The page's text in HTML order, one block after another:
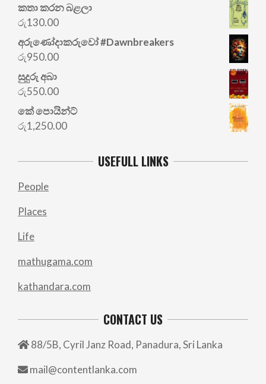
කතා කරන බළලා
රු130.00
අරු‍ණෝදාකරුවෝ #Dawnbreakers
රු950.00
සුදුරු අබා
රු550.00
කේ පොයින්ට්
රු1,250.00
USEFULL LINKS
People
Places
Life
mathugama.com
kathandara.com
CONTACT US
88/5B, Cyril Janz Road, Panadura, Sri Lanka
mail@contentlanka.com